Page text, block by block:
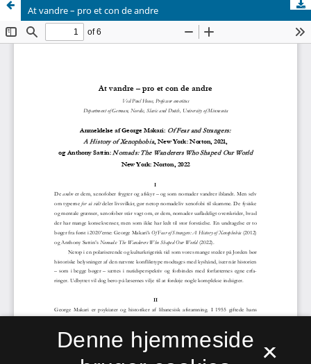
At vandre – pro et con de andre
×
Denne hjemmeside